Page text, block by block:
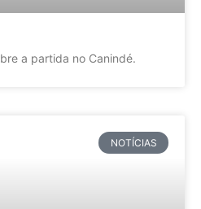
a partida no Canindé.
NOTÍCIAS